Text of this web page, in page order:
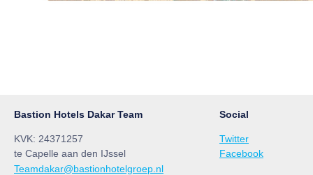
Bastion Hotels Dakar Team
KVK: 24371257
te Capelle aan den IJssel
Teamdakar@bastionhotelgroep.nl
Social
Twitter
Facebook